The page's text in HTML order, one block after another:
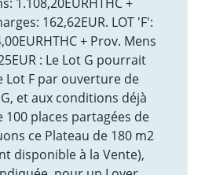
1.108,20EURHTHC +
162,62EUR. LOT 'F':
+ Prov. Mens
: Le Lot G pourrait
Lot F par ouverture de
et aux conditions déjà
100 places partagées de
ce Plateau de 180 m2
disponible à la Vente),